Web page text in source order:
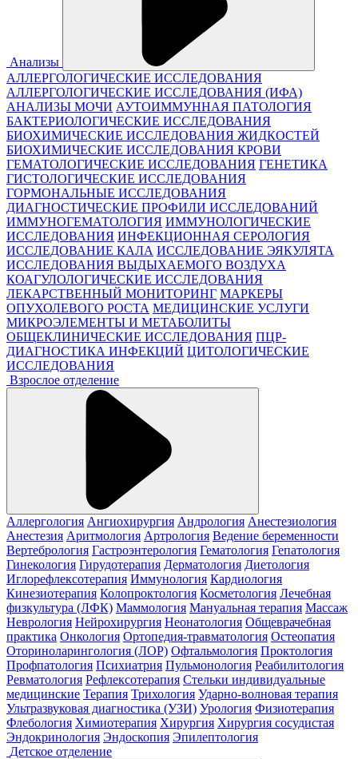
Анализы
АЛЛЕРГОЛОГИЧЕСКИЕ ИССЛЕДОВАНИЯ
АЛЛЕРГОЛОГИЧЕСКИЕ ИССЛЕДОВАНИЯ (ИФА)
АНАЛИЗЫ МОЧИ АУТОИММУННАЯ ПАТОЛОГИЯ
БАКТЕРИОЛОГИЧЕСКИЕ ИССЛЕДОВАНИЯ
БИОХИМИЧЕСКИЕ ИССЛЕДОВАНИЯ ЖИДКОСТЕЙ
БИОХИМИЧЕСКИЕ ИССЛЕДОВАНИЯ КРОВИ
ГЕМАТОЛОГИЧЕСКИЕ ИССЛЕДОВАНИЯ ГЕНЕТИКА
ГИСТОЛОГИЧЕСКИЕ ИССЛЕДОВАНИЯ
ГОРМОНАЛЬНЫЕ ИССЛЕДОВАНИЯ
ДИАГНОСТИЧЕСКИЕ ПРОФИЛИ ИССЛЕДОВАНИЙ
ИММУНОГЕМАТОЛОГИЯ ИММУНОЛОГИЧЕСКИЕ
ИССЛЕДОВАНИЯ ИНФЕКЦИОННАЯ СЕРОЛОГИЯ
ИССЛЕДОВАНИЕ КАЛА ИССЛЕДОВАНИЕ ЭЯКУЛЯТА
ИССЛЕДОВАНИЯ ВЫДЫХАЕМОГО ВОЗДУХА
КОАГУЛОЛОГИЧЕСКИЕ ИССЛЕДОВАНИЯ
ЛЕКАРСТВЕННЫЙ МОНИТОРИНГ МАРКЕРЫ
ОПУХОЛЕВОГО РОСТА МЕДИЦИНСКИЕ УСЛУГИ
МИКРОЭЛЕМЕНТЫ И МЕТАБОЛИТЫ
ОБЩЕКЛИНИЧЕСКИЕ ИССЛЕДОВАНИЯ ПЦР-
ДИАГНОСТИКА ИНФЕКЦИЙ ЦИТОЛОГИЧЕСКИЕ
ИССЛЕДОВАНИЯ
Взрослое отделение
Аллергология Ангиохирургия Андрология Анестезиология
Анестезия Аритмология Артрология Ведение беременности
Вертебрология Гастроэнтерология Гематология Гепатология
Гинекология Гирудотерапия Дерматология Диетология
Иглорефлексотерапия Иммунология Кардиология
Кинезиотерапия Колопроктология Косметология Лечебная
физкультура (ЛФК) Маммология Мануальная терапия Массаж
Неврология Нейрохирургия Неонатология Общеврачебная
практика Онкология Ортопедия-травматология Остеопатия
Оториноларингология (ЛОР) Офтальмология Проктология
Профпатология Психиатрия Пульмонология Реабилитология
Ревматология Рефлексотерапия Стельки индивидуальные
медицинские Терапия Трихология Ударно-волновая терапия
Ультразвуковая диагностика (УЗИ) Урология Физиотерапия
Флебология Химиотерапия Хирургия Хирургия сосудистая
Эндокринология Эндоскопия Эпилептология
Детское отделение